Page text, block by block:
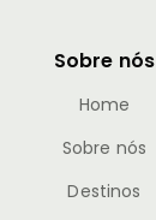
Sobre nós
Home
Sobre nós
Destinos